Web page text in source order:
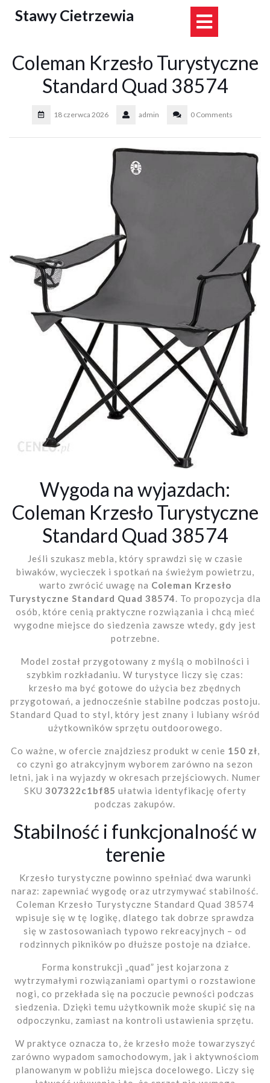
Stawy Cietrzewia
Coleman Krzesło Turystyczne
Standard Quad 38574
18 czerwca 2026 admin 0 Comments
Wygoda na wyjazdach:
Coleman Krzesło Turystyczne
Standard Quad 38574
Jeśli szukasz mebla, który sprawdzi się w czasie
biwaków, wycieczek i spotkań na świeżym powietrzu,
warto zwrócić uwagę na Coleman Krzesło
Turystyczne Standard Quad 38574. To propozycja dla
osób, które cenią praktyczne rozwiązania i chcą mieć
wygodne miejsce do siedzenia zawsze wtedy, gdy jest
potrzebne.
Model został przygotowany z myślą o mobilności i
szybkim rozkładaniu. W turystyce liczy się czas:
krzesło ma być gotowe do użycia bez zbędnych
przygotowań, a jednocześnie stabilne podczas postoju.
Standard Quad to styl, który jest znany i lubiany wśród
użytkowników sprzętu outdoorowego.
Co ważne, w ofercie znajdziesz produkt w cenie 150 zł,
co czyni go atrakcyjnym wyborem zarówno na sezon
letni, jak i na wyjazdy w okresach przejściowych. Numer
SKU 307322c1bf85 ułatwia identyfikację oferty
podczas zakupów.
Stabilność i funkcjonalność w
terenie
Krzesło turystyczne powinno spełniać dwa warunki
naraz: zapewniać wygodę oraz utrzymywać stabilność.
Coleman Krzesło Turystyczne Standard Quad 38574
wpisuje się w tę logikę, dlatego tak dobrze sprawdza
się w zastosowaniach typowo rekreacyjnych – od
rodzinnych pikników po dłuższe postoje na działce.
Forma konstrukcji „quad” jest kojarzona z
wytrzymałymi rozwiązaniami opartymi o rozstawione
nogi, co przekłada się na poczucie pewności podczas
siedzenia. Dzięki temu użytkownik może skupić się na
odpoczynku, zamiast na kontroli ustawienia sprzętu.
W praktyce oznacza to, że krzesło może towarzyszyć
zarówno wypadom samochodowym, jak i aktywnościom
planowanym w pobliżu miejsca docelowego. Liczy się